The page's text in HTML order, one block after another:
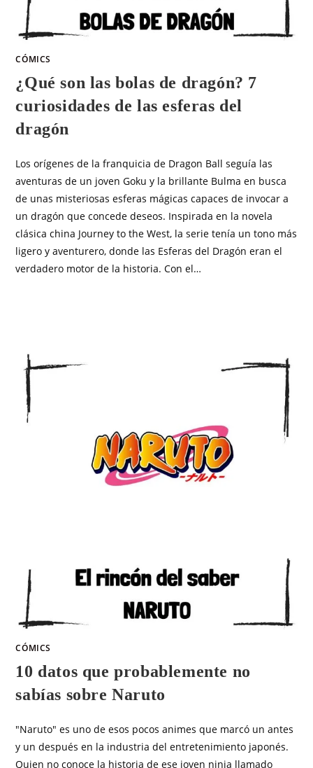
CÓMICS
¿Qué son las bolas de dragón? 7
curiosidades de las esferas del
dragón
Los orígenes de la franquicia de Dragon Ball seguía las
aventuras de un joven Goku y la brillante Bulma en busca
de unas misteriosas esferas mágicas capaces de invocar a
un dragón que concede deseos. Inspirada en la novela
clásica china Journey to the West, la serie tenía un tono más
ligero y aventurero, donde las Esferas del Dragón eran el
verdadero motor de la historia. Con el…
CÓMICS
10 datos que probablemente no
sabías sobre Naruto
"Naruto" es uno de esos pocos animes que marcó un antes
y un después en la industria del entretenimiento japonés.
Quien no conoce la historia de ese joven ninja llamado